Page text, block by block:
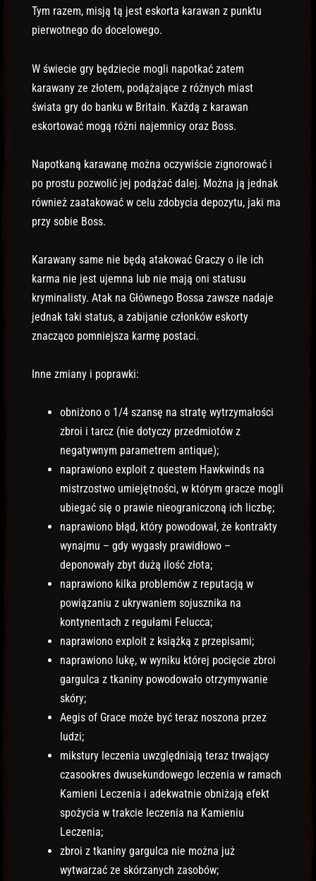
Tym razem, misją tą jest eskorta karawan z punktu
pierwotnego do docelowego.
W świecie gry będziecie mogli napotkać zatem
karawany ze złotem, podążające z różnych miast
świata gry do banku w Britain. Każdą z karawan
eskortować mogą różni najemnicy oraz Boss.
Napotkaną karawanę można oczywiście zignorować i
po prostu pozwolić jej podążać dalej. Można ją jednak
również zaatakować w celu zdobycia depozytu, jaki ma
przy sobie Boss.
Karawany same nie będą atakować Graczy o ile ich
karma nie jest ujemna lub nie mają oni statusu
kryminalisty. Atak na Głównego Bossa zawsze nadaje
jednak taki status, a zabijanie członków eskorty
znacząco pomniejsza karmę postaci.
Inne zmiany i poprawki:
obniżono o 1/4 szansę na stratę wytrzymałości
zbroi i tarcz (nie dotyczy przedmiotów z
negatywnym parametrem antique);
naprawiono exploit z questem Hawkwinds na
mistrzostwo umiejętności, w którym gracze mogli
ubiegać się o prawie nieograniczoną ich liczbę;
naprawiono błąd, który powodował, że kontrakty
wynajmu – gdy wygasły prawidłowo –
deponowały zbyt dużą ilość złota;
naprawiono kilka problemów z reputacją w
powiązaniu z ukrywaniem sojusznika na
kontynentach z regułami Felucca;
naprawiono exploit z książką z przepisami;
naprawiono lukę, w wyniku której pocięcie zbroi
gargulca z tkaniny powodowało otrzymywanie
skóry;
Aegis of Grace może być teraz noszona przez
ludzi;
mikstury leczenia uwzględniają teraz trwający
czasookres dwusekundowego leczenia w ramach
Kamieni Leczenia i adekwatnie obniżają efekt
spożycia w trakcie leczenia na Kamieniu
Leczenia;
zbroi z tkaniny gargulca nie można już
wytwarzać ze skórzanych zasobów;